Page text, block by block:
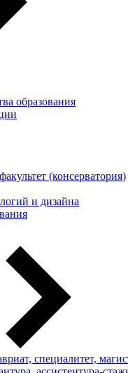
образования
(консерватория)
и дизайна
специалитет,